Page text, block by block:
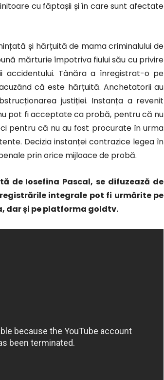
cu făptașii și în care sunt afectate
și hărțuită de mama criminalului de
mărturie împotriva fiului său cu privire
Tânăra a înregistrat-o pe
că este hărțuită. Anchetatorii au
justiției. Instanța a revenit
pot fi acceptate ca probă, pentru că nu
pentru că nu au fost procurate în urma
Decizia instanței contrazice legea în
prin orice mijloace de probă.
de Iosefina Pascal, se difuzează de
integrale pot fi urmărite pe
dar și pe platforma goldtv.